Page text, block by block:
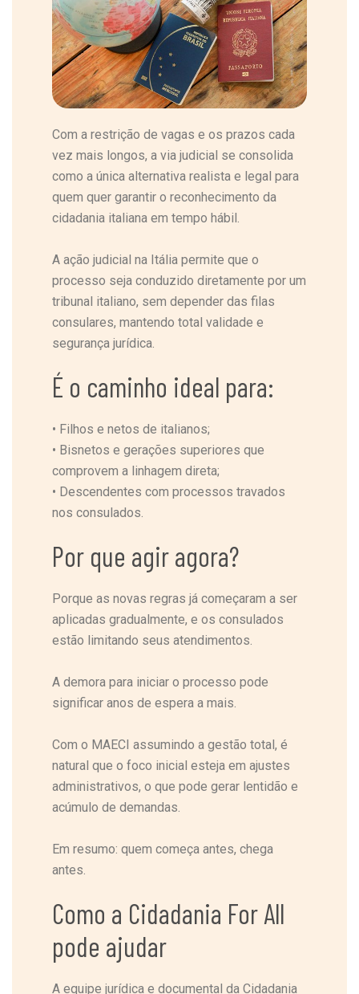
Com a restrição de vagas e os prazos cada
vez mais longos, a via judicial se consolida
como a única alternativa realista e legal para
quem quer garantir o reconhecimento da
cidadania italiana em tempo hábil.
A ação judicial na Itália permite que o
processo seja conduzido diretamente por um
tribunal italiano, sem depender das filas
consulares, mantendo total validade e
segurança jurídica.
É o caminho ideal para:
• Filhos e netos de italianos;
• Bisnetos e gerações superiores que
comprovem a linhagem direta;
• Descendentes com processos travados
nos consulados.
Por que agir agora?
Porque as novas regras já começaram a ser
aplicadas gradualmente, e os consulados
estão limitando seus atendimentos.
A demora para iniciar o processo pode
significar anos de espera a mais.
Com o MAECI assumindo a gestão total, é
natural que o foco inicial esteja em ajustes
administrativos, o que pode gerar lentidão e
acúmulo de demandas.
Em resumo: quem começa antes, chega
antes.
Como a Cidadania For All
pode ajudar
A equipe jurídica e documental da Cidadania